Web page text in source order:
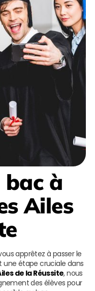
à
Ailes
apprêtez à passer le
une étape cruciale dans
de la Réussite, nous
des élèves pour